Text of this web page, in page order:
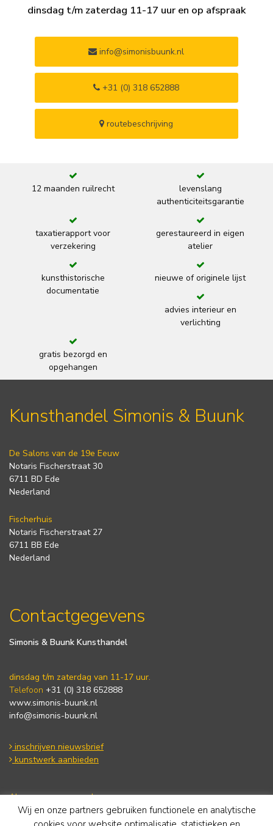
dinsdag t/m zaterdag 11-17 uur en op afspraak
info@simonisbuunk.nl
+31 (0) 318 652888
routebeschrijving
12 maanden ruilrecht
levenslang
authenticiteitsgarantie
taxatierapport voor
verzekering
gerestaureerd in eigen
atelier
kunsthistorische
documentatie
nieuwe of originele lijst
advies interieur en
verlichting
gratis bezorgd en
opgehangen
Kunsthandel Simonis & Buunk
De Salons van de 19e Eeuw
Notaris Fischerstraat 30
6711 BD Ede
Nederland
Fischerhuis
Notaris Fischerstraat 27
6711 BB Ede
Nederland
Contactgegevens
Simonis & Buunk Kunsthandel
dinsdag t/m zaterdag van 11-17 uur.
Telefoon +31 (0) 318 652888
www.simonis-buunk.nl
info@simonis-buunk.nl
inschrijven nieuwsbrief
kunstwerk aanbieden
Algemene voorwaarden
Privacy statement
Cookie Policy
Wij en onze partners gebruiken functionele en analytische